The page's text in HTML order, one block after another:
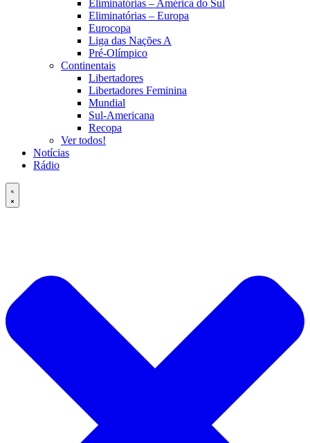
Eliminatórias – América do Sul
Eliminatórias – Europa
Eurocopa
Liga das Nações A
Pré-Olímpico
Continentais
Libertadores
Libertadores Feminina
Mundial
Sul-Americana
Recopa
Ver todos!
Notícias
Rádio